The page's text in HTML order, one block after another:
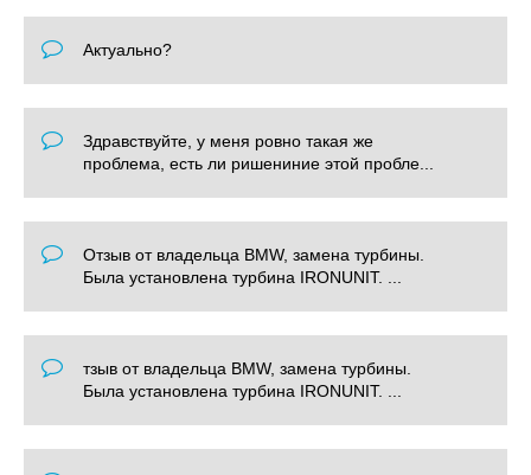
Актуально?
Здравствуйте, у меня ровно такая же
проблема, есть ли ришениние этой пробле...
Отзыв от владельца BMW, замена турбины.
Была установлена турбина IRONUNIT. ...
тзыв от владельца BMW, замена турбины.
Была установлена турбина IRONUNIT. ...